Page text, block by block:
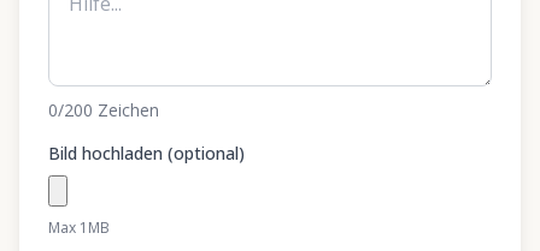
0/200 Zeichen
Bild hochladen (optional)
Max 1MB